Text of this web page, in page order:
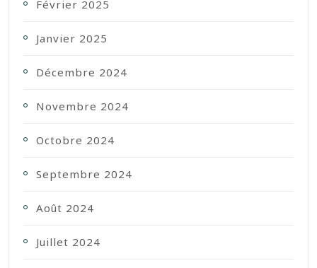
Février 2025
Janvier 2025
Décembre 2024
Novembre 2024
Octobre 2024
Septembre 2024
Août 2024
Juillet 2024